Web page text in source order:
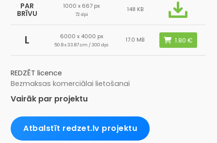
PAR
BRĪVU
1000 x 667 px
72 dpi
148 KB
L 6000 x 4000 px
50.8 x 33.87 cm / 300 dpi
17.0 MB
REDZĒT licence
Bezmaksas komerciālai lietošanai
Vairāk par projektu
Atbalstīt redzet.lv projektu